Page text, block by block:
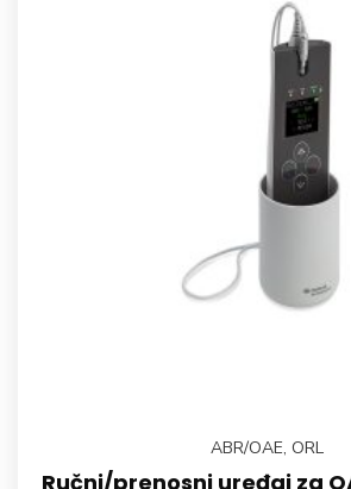
ABR/OAE, ORL
Ručni/prenosni uređaj za